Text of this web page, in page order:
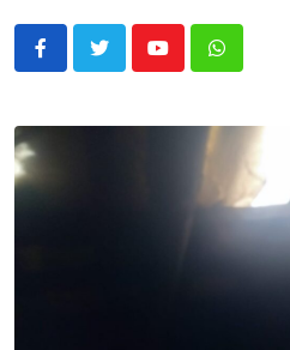
YoutubeWhatsapp